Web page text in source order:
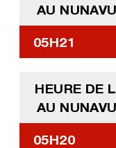
AU
05H21
HEURE DE
AU
05H20